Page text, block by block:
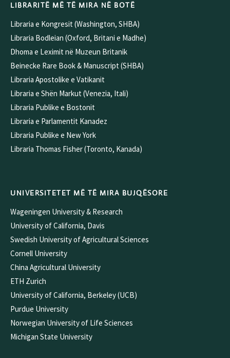
LIBRARITË MË TË MIRA NË BOTË
Libraria e Kongresit (Washington, SHBA)
Libraria Bodleian (Oxford, Britani e Madhe)
Dhoma e Leximit në Muzeun Britanik
Beinecke Rare Book & Manuscript (SHBA)
Libraria Apostolike e Vatikanit
Libraria e Shën Markut (Venezia, Itali)
Libraria Publike e Bostonit
Libraria e Parlamentit Kanadez
Libraria Publike e New York
Libraria Thomas Fisher (Toronto, Kanada)
UNIVERSITETET MË TË MIRA BUJQËSORE
Wageningen University & Research
University of California, Davis
Swedish University of Agricultural Sciences
Cornell University
China Agricultural University
ETH Zurich
University of California, Berkeley (UCB)
Purdue University
Norwegian University of Life Sciences
Michigan State University